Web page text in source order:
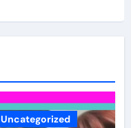
Uncategorized